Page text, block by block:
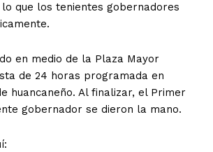
que los tenientes gobernadores
en medio de la Plaza Mayor
de 24 horas programada en
huancaneño. Al finalizar, el Primer
gobernador se dieron la mano.